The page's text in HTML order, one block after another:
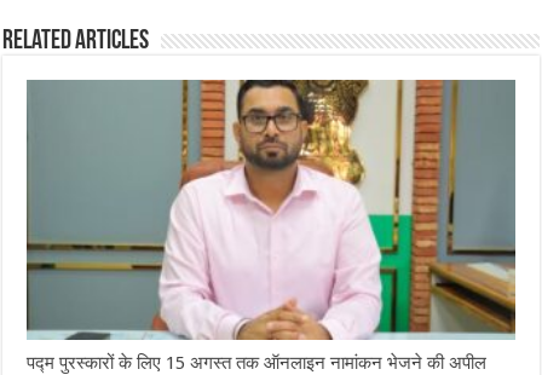
Related Articles
पद्म पुरस्कारों के लिए 15 अगस्त तक ऑनलाइन नामांकन भेजने की अपील